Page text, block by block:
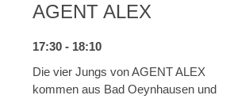
AGENT ALEX
17:30 - 18:10
Die vier Jungs von AGENT ALEX
kommen aus Bad Oeynhausen und